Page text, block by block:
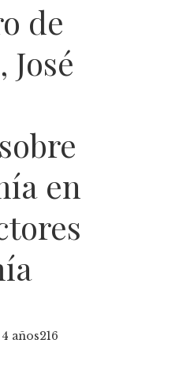
de
en
años216